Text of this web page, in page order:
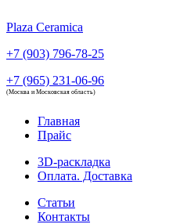
Plaza Ceramica
+7 (903) 796-78-25
+7 (965) 231-06-96
(Москва и Московская область)
Главная
Прайс
3D-раскладка
Оплата. Доставка
Статьи
Контакты